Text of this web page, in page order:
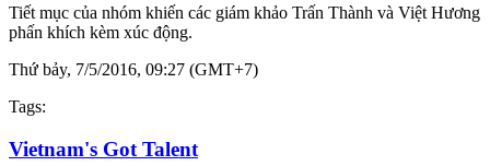
Tiết mục của nhóm khiến các giám khảo Trấn Thành và Việt Hương
phấn khích kèm xúc động.
Thứ bảy, 7/5/2016, 09:27 (GMT+7)
Tags:
Vietnam's Got Talent